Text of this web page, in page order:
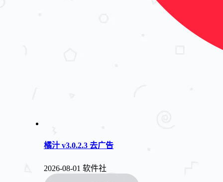
橘汁 v3.0.2.3 去广告
2026-08-01 软件社